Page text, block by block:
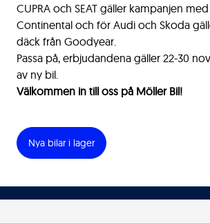
CUPRA och SEAT gäller kampanjen
Continental och för Audi och Skoda
däck från Goodyear.
Passa på, erbjudandena gäller 22-30
av ny bil.
Välkommen in till oss på Möller Bil!
Nya bilar i lager